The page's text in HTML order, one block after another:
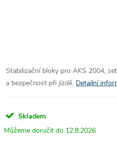
Stabilizační bloky pro AKS 2004,
a bezpečnost při jízdě. Detailní
Skladem
12.8.2026